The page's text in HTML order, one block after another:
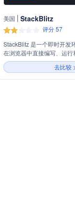
美国 StackBlitz
评分 57
StackBlitz 是一个即时开发
在浏览器中直接编写、运
需设置本地环境。它支持
供实时热重载功能，并由
驱动，实现在浏览器中安
去比较